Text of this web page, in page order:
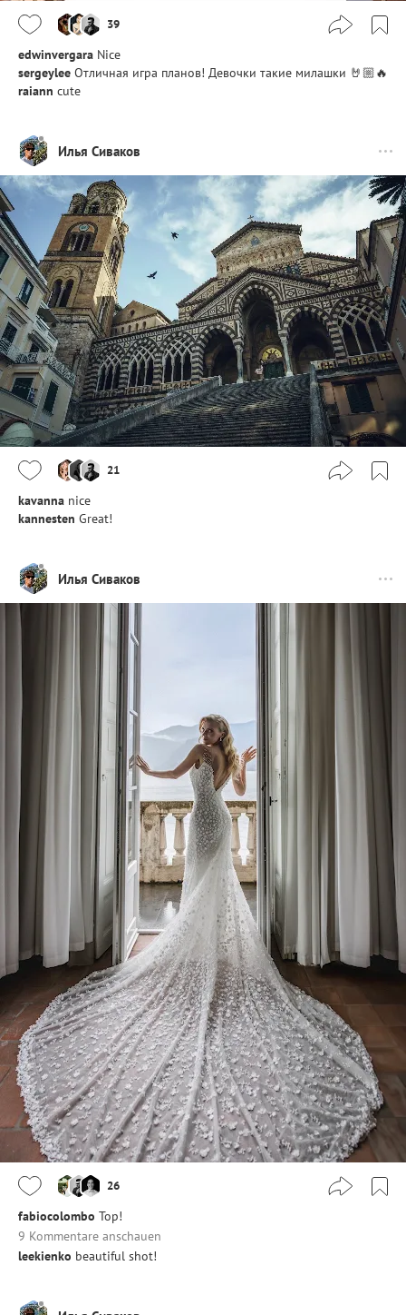
39
edwinvergara Nice
sergeylee Отличная игра планов! Девочки такие милашки 🤘🏼🔥
raiann cute
Илья Сиваков
21
kavanna nice
kannesten Great!
Илья Сиваков
26
fabiocolombo Top!
9 Kommentare anschauen
leekienko beautiful shot!